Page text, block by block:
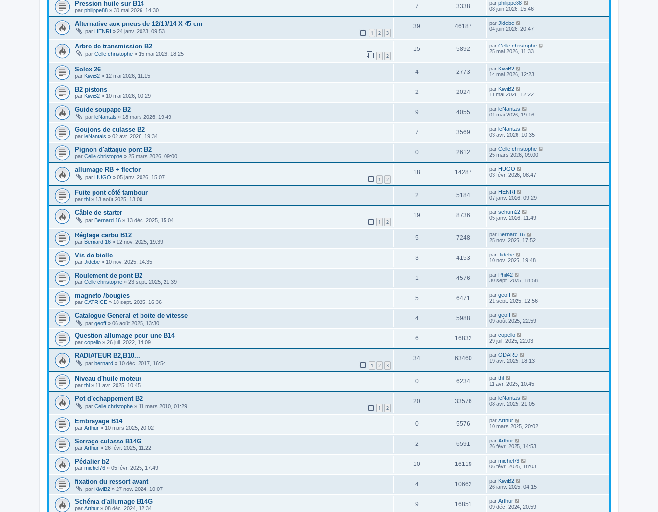
Pression huile sur B14
par philippe88 » 30 mai 2026, 14:30
7 3338 par philippe88
08 juin 2026, 15:46
Alternative aux pneus de 12/13/14 X 45 cm
par HENRI » 24 janv. 2023, 09:53 1 2 3
39 46187 par Jidebe
04 juin 2026, 20:47
Arbre de transmission B2
par Celle christophe » 15 mai 2026, 18:25 1 2
15 5892 par Celle christophe
25 mai 2026, 11:33
Solex 26
par KiwiB2 » 12 mai 2026, 11:15
4 2773 par KiwiB2
14 mai 2026, 12:23
B2 pistons
par KiwiB2 » 10 mai 2026, 00:29
2 2024 par KiwiB2
11 mai 2026, 12:22
Guide soupape B2
par leNantais » 18 mars 2026, 19:49
9 4055 par leNantais
01 mai 2026, 19:16
Goujons de culasse B2
par leNantais » 02 avr. 2026, 19:34
7 3569 par leNantais
03 avr. 2026, 10:35
Pignon d'attaque pont B2
par Celle christophe » 25 mars 2026, 09:00
0 2612 par Celle christophe
25 mars 2026, 09:00
allumage RB + flector
par HUGO » 05 janv. 2026, 15:07 1 2
18 14287 par HUGO
03 févr. 2026, 08:47
Fuite pont côté tambour
par thl » 13 août 2025, 13:00
2 5184 par HENRI
07 janv. 2026, 09:29
Câble de starter
par Bernard 16 » 13 déc. 2025, 15:04 1 2
19 8736 par schum22
05 janv. 2026, 11:49
Réglage carbu B12
par Bernard 16 » 12 nov. 2025, 19:39
5 7248 par Bernard 16
25 nov. 2025, 17:52
Vis de bielle
par Jidebe » 10 nov. 2025, 14:35
3 4153 par Jidebe
10 nov. 2025, 19:48
Roulement de pont B2
par Celle christophe » 23 sept. 2025, 21:39
1 4576 par Phil42
30 sept. 2025, 18:58
magneto /bougies
par CATRICE » 18 sept. 2025, 16:36
5 6471 par geoff
21 sept. 2025, 12:56
Catalogue General et boite de vitesse
par geoff » 06 août 2025, 13:30
4 5988 par geoff
09 août 2025, 22:59
Question allumage pour une B14
par copello » 26 juil. 2022, 14:09
6 16832 par copello
29 juil. 2025, 22:03
RADIATEUR B2,B10...
par bernard » 10 déc. 2017, 16:54 1 2 3
34 63460 par ODARD
19 avr. 2025, 18:13
Niveau d'huile moteur
par thl » 11 avr. 2025, 10:45
0 6234 par thl
11 avr. 2025, 10:45
Pot d'echappement B2
par Celle christophe » 11 mars 2010, 01:29 1 2
20 33576 par leNantais
08 avr. 2025, 21:05
Embrayage B14
par Arthur » 10 mars 2025, 20:02
0 5576 par Arthur
10 mars 2025, 20:02
Serrage culasse B14G
par Arthur » 26 févr. 2025, 11:22
2 6591 par Arthur
26 févr. 2025, 14:53
Pédalier b2
par michel76 » 05 févr. 2025, 17:49
10 16119 par michel76
06 févr. 2025, 18:03
fixation du ressort avant
par KiwiB2 » 27 nov. 2024, 10:07
4 10662 par KiwiB2
26 janv. 2025, 04:15
Schéma d'allumage B14G
par Arthur » 08 déc. 2024, 12:34
9 16851 par Arthur
09 déc. 2024, 20:59